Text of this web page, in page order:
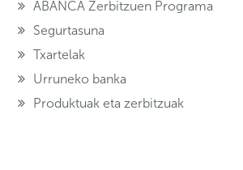
ABANCA Zerbitzuen Programa
Segurtasuna
Txartelak
Urruneko banka
Produktuak eta zerbitzuak